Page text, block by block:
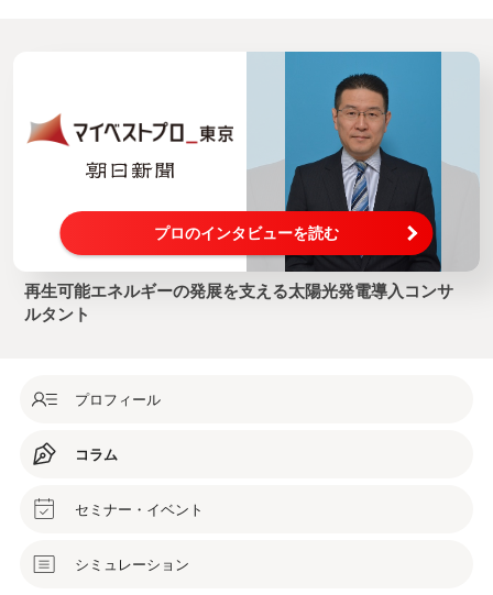
プロのインタビューを読む
再生可能エネルギーの発展を支える太陽光発電導入コンサ
ルタント
プロフィール
コラム
セミナー・イベント
シミュレーション